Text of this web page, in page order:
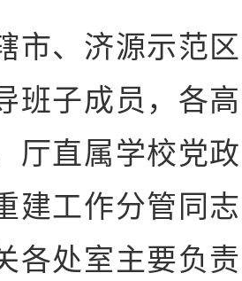
、济源示范区
班子成员，各
厅直属学校党
建工作分管同
各处室主要负